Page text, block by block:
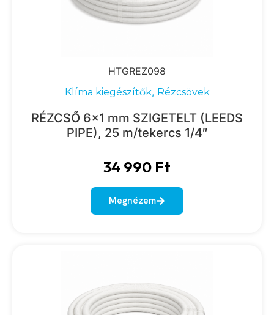
HTGREZ098
Klíma kiegészítők, Rézcsövek
RÉZCSŐ 6×1 mm SZIGETELT (LEEDS
PIPE), 25 m/tekercs 1/4″
34 990 Ft
Megnézem